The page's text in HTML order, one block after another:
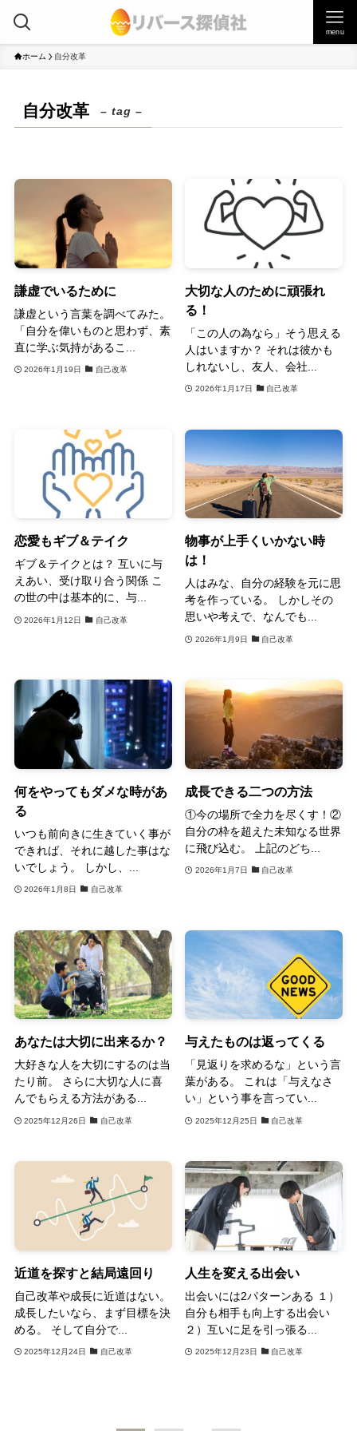
menu
ホーム 自分改革
自分改革 – tag –
謙虚でいるために
謙虚という言葉を調べてみた。
「自分を偉いものと思わず、素
直に学ぶ気持があるこ...
2026年1月19日 自己改革
大切な人のために頑張れ
る！
「この人の為なら」そう思える
人はいますか？ それは彼かも
しれないし、友人、会社...
2026年1月17日 自己改革
恋愛もギブ＆テイク
ギブ＆テイクとは？ 互いに与
えあい、受け取り合う関係 こ
の世の中は基本的に、与...
2026年1月12日 自己改革
物事が上手くいかない時
は！
人はみな、自分の経験を元に思
考を作っている。 しかしその
思いや考えで、なんでも...
2026年1月9日 自己改革
何をやってもダメな時があ
る
いつも前向きに生きていく事が
できれば、それに越した事はな
いでしょう。 しかし、...
2026年1月8日 自己改革
成長できる二つの方法
①今の場所で全力を尽くす！②
自分の枠を超えた未知なる世界
に飛び込む。 上記のどち...
2026年1月7日 自己改革
あなたは大切に出来るか？
大好きな人を大切にするのは当
たり前。 さらに大切な人に喜
んでもらえる方法がある...
2025年12月26日 自己改革
与えたものは返ってくる
「見返りを求めるな」という言
葉がある。 これは「与えなさ
い」という事を言ってい...
2025年12月25日 自己改革
近道を探すと結局遠回り
自己改革や成長に近道はない。
成長したいなら、まず目標を決
める。 そして自分で...
2025年12月24日 自己改革
人生を変える出会い
出会いには2パターンある １）
自分も相手も向上する出会い
２）互いに足を引っ張る...
2025年12月23日 自己改革